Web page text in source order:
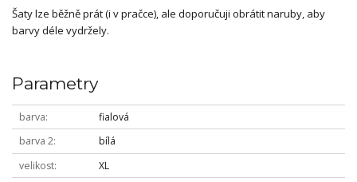
Šaty lze běžně prát (i v pračce), ale doporučuji obrátit naruby, aby
barvy déle vydržely.
Parametry
barva
fialová
barva 2
bílá
velikost
XL